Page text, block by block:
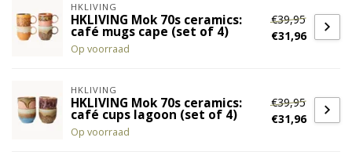
HKLIVING
HKLIVING Mok 70s ceramics:
café mugs cape (set of 4)
Op voorraad
€39,95
€31,96
HKLIVING
HKLIVING Mok 70s ceramics:
café cups lagoon (set of 4)
Op voorraad
€39,95
€31,96